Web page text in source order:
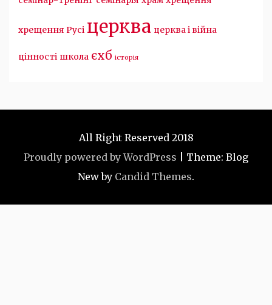
хрещення Русі церква церква і війна
цінності школа єхб історія
All Right Reserved 2018
Proudly powered by WordPress
Theme: Blog
New by Candid Themes.